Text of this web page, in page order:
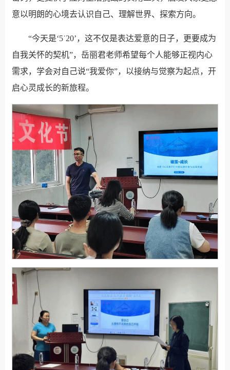
意以明朗的心境去认识自己、理解世界、探索方向。
“今天是‘5˙20’，这不仅是表达爱意的日子，更要成为
自我关怀的契机”，岳丽君老师希望每个人能够正视内心
需求，学会对自己说“我爱你”，以接纳与觉察为起点，开
启心灵成长的新旅程。